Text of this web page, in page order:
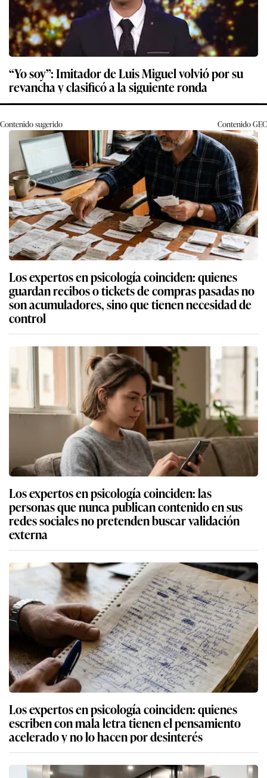
“Yo soy”: Imitador de Luis Miguel volvió por su
revancha y clasificó a la siguiente ronda
Contenido sugerido ContenidoGEC
Los expertos en psicología coinciden: quienes
guardan recibos o tickets de compras pasadas no
son acumuladores, sino que tienen necesidad de
control
Los expertos en psicología coinciden: las
personas que nunca publican contenido en sus
redes sociales no pretenden buscar validación
externa
Los expertos en psicología coinciden: quienes
escriben con mala letra tienen el pensamiento
acelerado y no lo hacen por desinterés